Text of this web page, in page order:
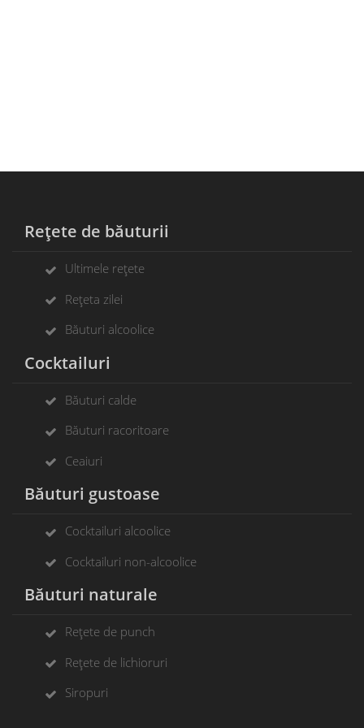
Rețete de băuturii
Ultimele rețete
Rețeta zilei
Băuturi alcoolice
Cocktailuri
Băuturi calde
Băuturi racoritoare
Ceaiuri
Băuturi gustoase
Cocktailuri alcoolice
Cocktailuri non-alcoolice
Băuturi naturale
Rețete de punch
Rețete de lichioruri
Siropuri